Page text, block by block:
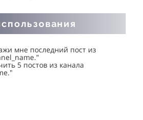
мне последний пост из
5 постов из канала